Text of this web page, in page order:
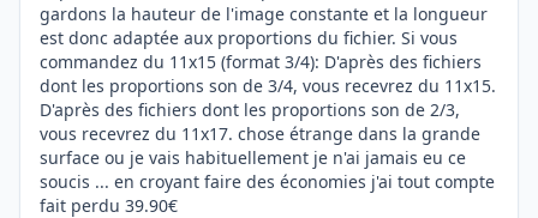
gardons la hauteur de l'image constante et la longueur
est donc adaptée aux proportions du fichier. Si vous
commandez du 11x15 (format 3/4): D'après des fichiers
dont les proportions son de 3/4, vous recevrez du 11x15.
D'après des fichiers dont les proportions son de 2/3,
vous recevrez du 11x17. chose étrange dans la grande
surface ou je vais habituellement je n'ai jamais eu ce
soucis ... en croyant faire des économies j'ai tout compte
fait perdu 39.90€